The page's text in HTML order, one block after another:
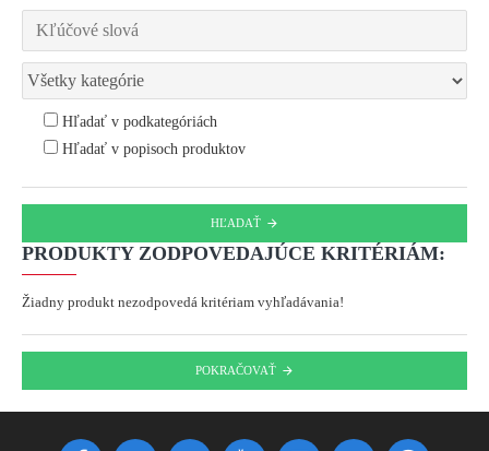
Hľadať v podkategóriách
Hľadať v popisoch produktov
HĽADAŤ
PRODUKTY ZODPOVEDAJÚCE KRITÉRIÁM:
Žiadny produkt nezodpovedá kritériam vyhľadávania!
POKRAČOVAŤ